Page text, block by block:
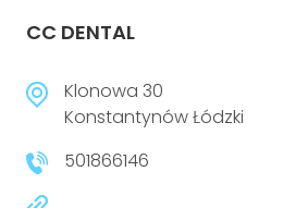
CC DENTAL
Klonowa 30
Konstantynów Łódzki
501866146